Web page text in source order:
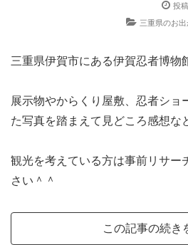
投
三重県のお出
三重県伊賀市にある伊賀忍者博物
展示物やからくり屋敷、忍者ショ
た写真を踏まえて見どころ感想な
観光を考えている方は事前リサー
さい＾＾
この記事の続き